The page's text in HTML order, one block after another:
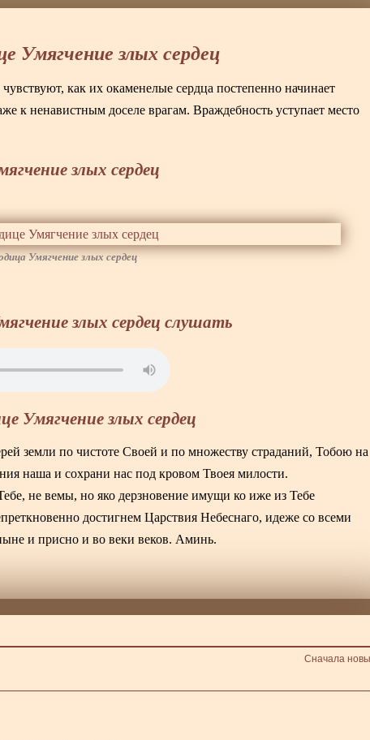
Умягчение злых сердец
как их окаменелые сердца постепенно начинает
к ненавистным доселе врагам. Враждебность уступает место
злых сердец
Умягчение злых сердец
злых сердец слушать
Умягчение злых сердец
земли по чистоте Своей и по множеству страданий, Тобою на
наша и сохрани нас под кровом Твоея милости.
не вемы, но яко дерзновение имущи ко иже из Тебе
достигнем Царствия Небеснаго, идеже со всеми
и присно и во веки веков. Аминь.
Сначала